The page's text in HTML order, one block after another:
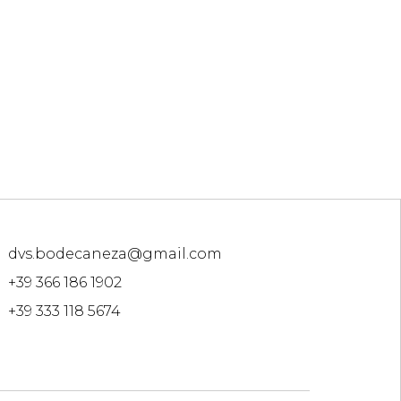
dvs.bodecaneza@gmail.com
+39 366 186 1902
+39 333 118 5674